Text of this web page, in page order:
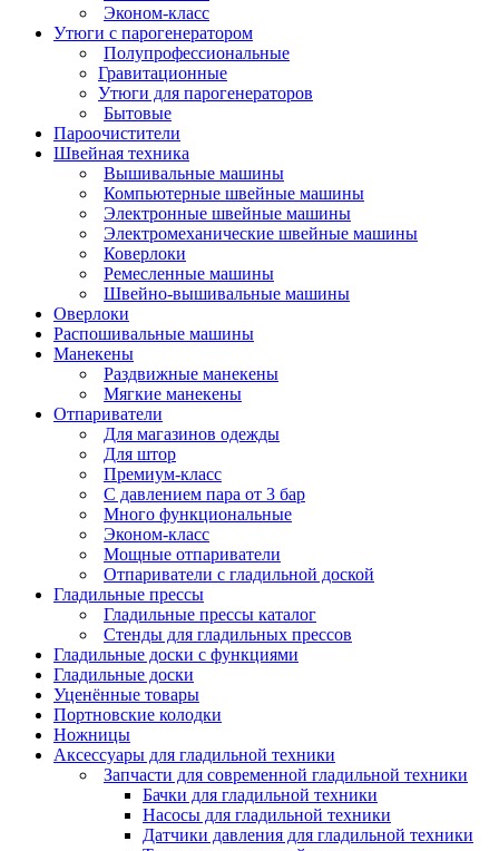
Эконом-класс
Утюги с парогенератором
Полупрофессиональные
Гравитационные
Утюги для парогенераторов
Бытовые
Пароочистители
Швейная техника
Вышивальные машины
Компьютерные швейные машины
Электронные швейные машины
Электромеханические швейные машины
Коверлоки
Ремесленные машины
Швейно-вышивальные машины
Оверлоки
Распошивальные машины
Манекены
Раздвижные манекены
Мягкие манекены
Отпариватели
Для магазинов одежды
Для штор
Премиум-класс
С давлением пара от 3 бар
Много функциональные
Эконом-класс
Мощные отпариватели
Отпариватели с гладильной доской
Гладильные прессы
Гладильные прессы каталог
Стенды для гладильных прессов
Гладильные доски с функциями
Гладильные доски
Уценённые товары
Портновские колодки
Ножницы
Аксессуары для гладильной техники
Запчасти для современной гладильной техники
Бачки для гладильной техники
Насосы для гладильной техники
Датчики давления для гладильной техники